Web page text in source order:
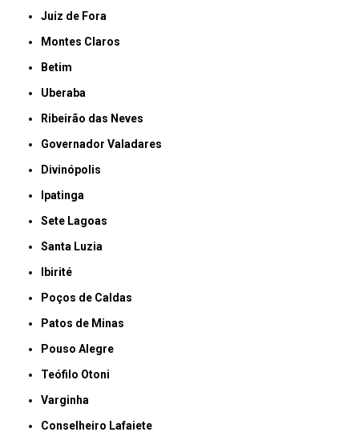
Juiz de Fora
Montes Claros
Betim
Uberaba
Ribeirão das Neves
Governador Valadares
Divinópolis
Ipatinga
Sete Lagoas
Santa Luzia
Ibirité
Poços de Caldas
Patos de Minas
Pouso Alegre
Teófilo Otoni
Varginha
Conselheiro Lafaiete